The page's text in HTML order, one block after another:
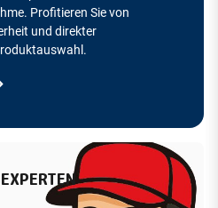
Profitieren Sie von
und direkter